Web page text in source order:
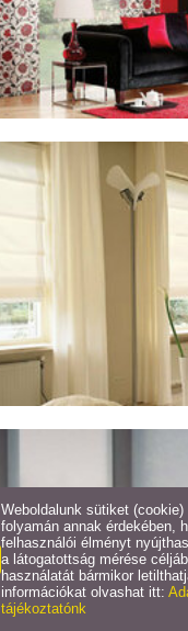
Weboldalunk sütiket
folyamán annak érdekében,
felhasználói élményt
a látogatottság mérése
használatát bármikor
információkat olvashat itt:
tájékoztatónk